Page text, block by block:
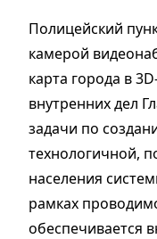
Полицейский
камерой
карта города в
внутренних дел
задачи по
технологичной,
населения
рамках
обеспечивается